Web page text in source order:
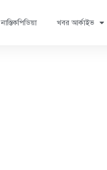
নাস্তিকপিডিয়া খবর আর্কাইভ